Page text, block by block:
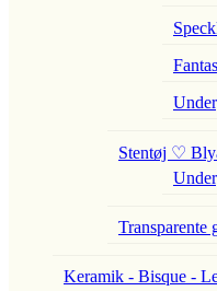
Stentøj ♡
Transparente
Keramik - Bisque -